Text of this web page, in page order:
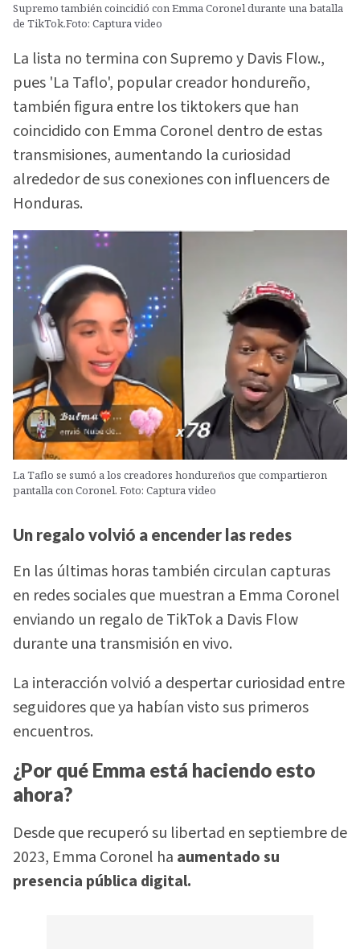
Supremo también coincidió con Emma Coronel durante una batalla
de TikTok.Foto: Captura video
La lista no termina con Supremo y Davis Flow.,
pues 'La Taflo', popular creador hondureño,
también figura entre los tiktokers que han
coincidido con Emma Coronel dentro de estas
transmisiones, aumentando la curiosidad
alrededor de sus conexiones con influencers de
Honduras.
La Taflo se sumó a los creadores hondureños que compartieron
pantalla con Coronel. Foto: Captura video
Un regalo volvió a encender las redes
En las últimas horas también circulan capturas
en redes sociales que muestran a Emma Coronel
enviando un regalo de TikTok a Davis Flow
durante una transmisión en vivo.
La interacción volvió a despertar curiosidad entre
seguidores que ya habían visto sus primeros
encuentros.
¿Por qué Emma está haciendo esto
ahora?
Desde que recuperó su libertad en septiembre de
2023, Emma Coronel ha aumentado su
presencia pública digital.